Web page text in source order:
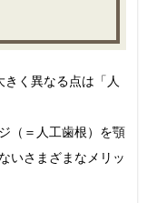
く異なる点は「人
（＝人工歯根）を顎
いさまざまなメリッ